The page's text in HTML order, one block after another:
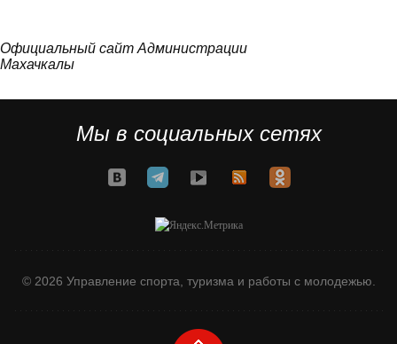
Официальный сайт Администрации
Махачкалы
Мы в социальных сетях
© 2026 Управление спорта, туризма и работы с молодежью.